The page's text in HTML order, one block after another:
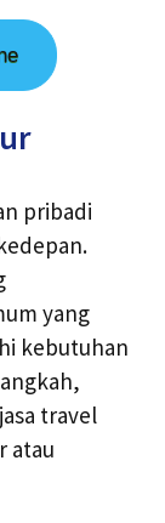
pribadi
yang
kebutuhan
travel
atau